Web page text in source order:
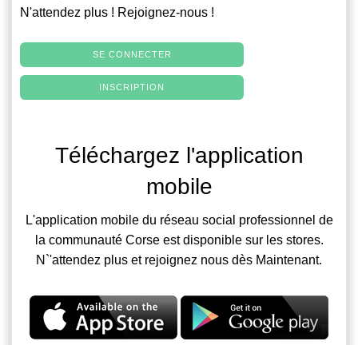
N'attendez plus ! Rejoignez-nous !
SE CONNECTER
INSCRIPTION
Téléchargez l'application
mobile
L'application mobile du réseau social professionnel de
la communauté Corse est disponible sur les stores.
N`'attendez plus et rejoignez nous dès Maintenant.